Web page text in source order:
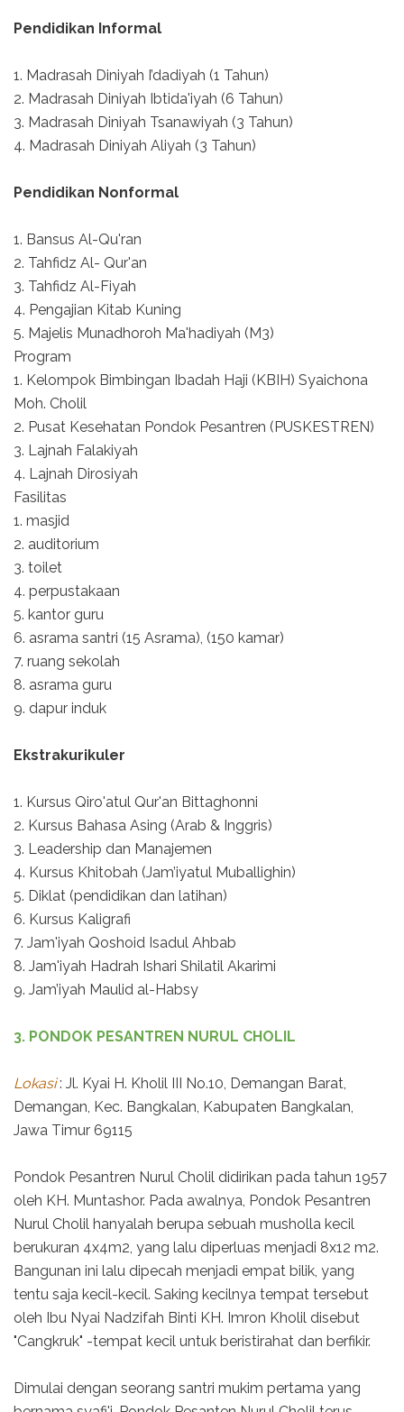
Pendidikan Informal
1. Madrasah Diniyah I’dadiyah (1 Tahun)
2. Madrasah Diniyah Ibtida'iyah (6 Tahun)
3. Madrasah Diniyah Tsanawiyah (3 Tahun)
4. Madrasah Diniyah Aliyah (3 Tahun)
Pendidikan Nonformal
1. Bansus Al-Qu'ran
2. Tahfidz Al- Qur'an
3. Tahfidz Al-Fiyah
4. Pengajian Kitab Kuning
5. Majelis Munadhoroh Ma'hadiyah (M3)
Program
1. Kelompok Bimbingan Ibadah Haji (KBIH) Syaichona
Moh. Cholil
2. Pusat Kesehatan Pondok Pesantren (PUSKESTREN)
3. Lajnah Falakiyah
4. Lajnah Dirosiyah
Fasilitas
1. masjid
2. auditorium
3. toilet
4. perpustakaan
5. kantor guru
6. asrama santri (15 Asrama), (150 kamar)
7. ruang sekolah
8. asrama guru
9. dapur induk
Ekstrakurikuler
1. Kursus Qiro'atul Qur'an Bittaghonni
2. Kursus Bahasa Asing (Arab & Inggris)
3. Leadership dan Manajemen
4. Kursus Khitobah (Jam’iyatul Muballighin)
5. Diklat (pendidikan dan latihan)
6. Kursus Kaligrafi
7. Jam'iyah Qoshoid Isadul Ahbab
8. Jam'iyah Hadrah Ishari Shilatil Akarimi
9. Jam’iyah Maulid al-Habsy
3. PONDOK PESANTREN NURUL CHOLIL
Lokasi: Jl. Kyai H. Kholil III No.10, Demangan Barat,
Demangan, Kec. Bangkalan, Kabupaten Bangkalan,
Jawa Timur 69115
Pondok Pesantren Nurul Cholil didirikan pada tahun 1957
oleh KH. Muntashor. Pada awalnya, Pondok Pesantren
Nurul Cholil hanyalah berupa sebuah musholla kecil
berukuran 4x4m2, yang lalu diperluas menjadi 8x12 m2.
Bangunan ini lalu dipecah menjadi empat bilik, yang
tentu saja kecil-kecil. Saking kecilnya tempat tersebut
oleh Ibu Nyai Nadzifah Binti KH. Imron Kholil disebut
"Cangkruk" -tempat kecil untuk beristirahat dan berfikir.
Dimulai dengan seorang santri mukim pertama yang